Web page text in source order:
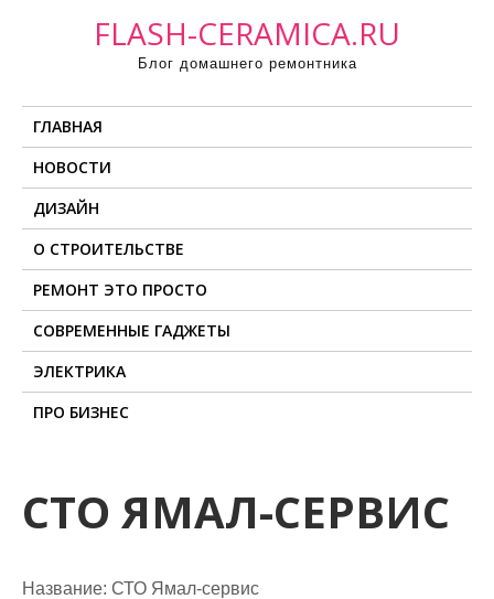
FLASH-CERAMICA.RU
Блог домашнего ремонтника
ГЛАВНАЯ
НОВОСТИ
ДИЗАЙН
О СТРОИТЕЛЬСТВЕ
РЕМОНТ ЭТО ПРОСТО
СОВРЕМЕННЫЕ ГАДЖЕТЫ
ЭЛЕКТРИКА
ПРО БИЗНЕС
СТО ЯМАЛ-СЕРВИС
Название: СТО Ямал-сервис